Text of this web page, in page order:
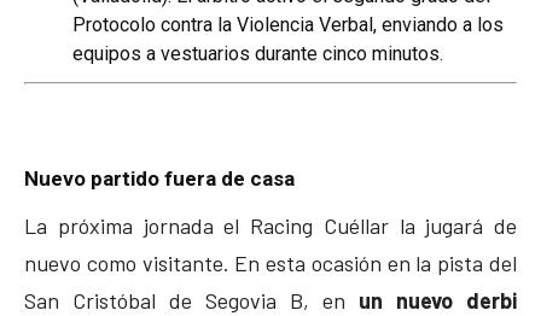
Protocolo contra la Violencia Verbal, enviando a los
equipos a vestuarios durante cinco minutos.
Nuevo partido fuera de casa
La próxima jornada el Racing Cuéllar la jugará de
nuevo como visitante. En esta ocasión en la pista del
San Cristóbal de Segovia B, en un nuevo derbi